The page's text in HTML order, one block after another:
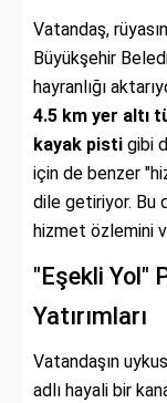
Vatandaş,
Büyükşehir
hayranlığı
4.5 km yer altı
kayak pisti gibi
için de benzer
dile getiriyor. Bu
hizmet özlemini
"Eşekli Yol"
Yatırımları
Vatandaşın
adlı hayali bir